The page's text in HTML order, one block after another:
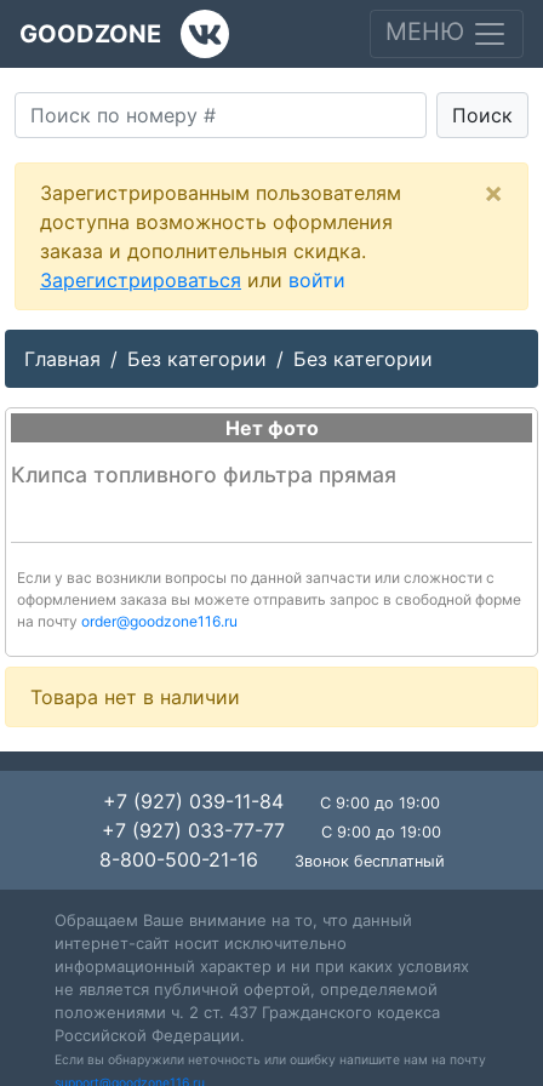
GOODZONE МЕНЮ
Поиск
Зарегистрированным пользователям
доступна возможность оформления
заказа и дополнительныя скидка.
Зарегистрироваться или войти
×
Главная Без категории Без категории
Нет фото
Клипса топливного фильтра прямая
Если у вас возникли вопросы по данной запчасти или сложности с
оформлением заказа вы можете отправить запрос в свободной форме
на почту order@goodzone116.ru
Товара нет в наличии
+7 (927) 039-11-84 С 9:00 до 19:00
+7 (927) 033-77-77 С 9:00 до 19:00
8-800-500-21-16 Звонок бесплатный
Обращаем Ваше внимание на то, что данный
интернет-сайт носит исключительно
информационный характер и ни при каких условиях
не является публичной офертой, определяемой
положениями ч. 2 ст. 437 Гражданского кодекса
Российской Федерации.
Если вы обнаружили неточность или ошибку напишите нам на почту